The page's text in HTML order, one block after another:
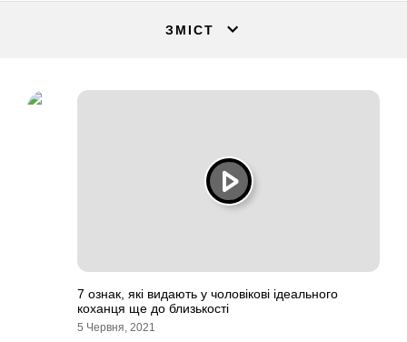
ЗМІСТ
7 ознак, які видають у чоловікові ідеального
коханця ще до близькості
5 Червня, 2021